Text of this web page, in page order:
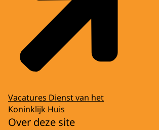
Vacatures Dienst van het
Koninklijk Huis
Over deze site